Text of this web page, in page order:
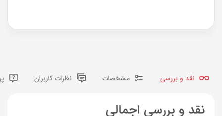
نقد و بررسی مشخصات نظرات کاربران
نقد و بررسی اجمالی